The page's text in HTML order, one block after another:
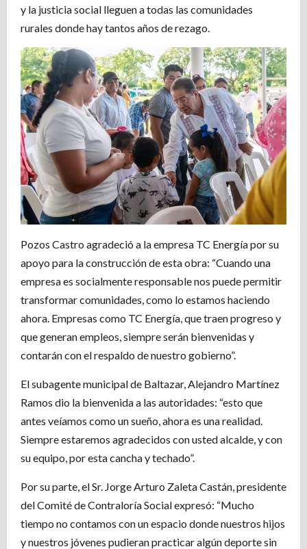
y la justicia social lleguen a todas las comunidades
rurales donde hay tantos años de rezago.
Pozos Castro agradeció a la empresa TC Energía por su
apoyo para la construcción de esta obra: “Cuando una
empresa es socialmente responsable nos puede permitir
transformar comunidades, como lo estamos haciendo
ahora. Empresas como TC Energía, que traen progreso y
que generan empleos, siempre serán bienvenidas y
contarán con el respaldo de nuestro gobierno”.
El subagente municipal de Baltazar, Alejandro Martínez
Ramos dio la bienvenida a las autoridades: “esto que
antes veíamos como un sueño, ahora es una realidad.
Siempre estaremos agradecidos con usted alcalde, y con
su equipo, por esta cancha y techado”.
Por su parte, el Sr. Jorge Arturo Zaleta Castán, presidente
del Comité de Contraloría Social expresó: “Mucho
tiempo no contamos con un espacio donde nuestros hijos
y nuestros jóvenes pudieran practicar algún deporte sin